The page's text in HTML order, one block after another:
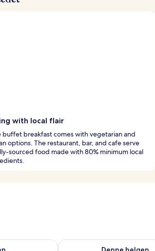
with local flair
buffet breakfast comes with vegetarian and
options. The restaurant, bar, and cafe serve
sourced food made with 80% minimum local
i morgen, aug. 7 - aug. 8Sjekk tilgjengelighet for